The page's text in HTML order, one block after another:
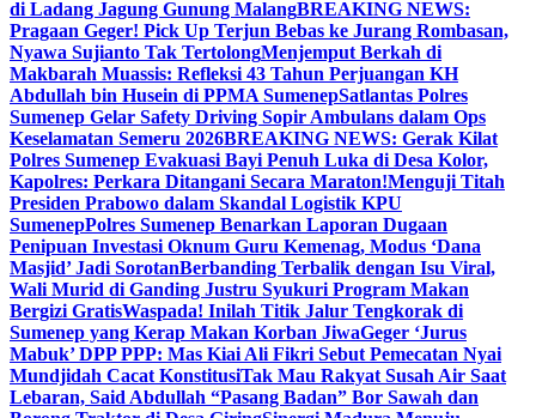
di Ladang Jagung Gunung MalangBREAKING NEWS:
Pragaan Geger! Pick Up Terjun Bebas ke Jurang Rombasan,
Nyawa Sujianto Tak TertolongMenjemput Berkah di
Makbarah Muassis: Refleksi 43 Tahun Perjuangan KH
Abdullah bin Husein di PPMA SumenepSatlantas Polres
Sumenep Gelar Safety Driving Sopir Ambulans dalam Ops
Keselamatan Semeru 2026BREAKING NEWS: Gerak Kilat
Polres Sumenep Evakuasi Bayi Penuh Luka di Desa Kolor,
Kapolres: Perkara Ditangani Secara Maraton!Menguji Titah
Presiden Prabowo dalam Skandal Logistik KPU
SumenepPolres Sumenep Benarkan Laporan Dugaan
Penipuan Investasi Oknum Guru Kemenag, Modus ‘Dana
Masjid’ Jadi SorotanBerbanding Terbalik dengan Isu Viral,
Wali Murid di Ganding Justru Syukuri Program Makan
Bergizi GratisWaspada! Inilah Titik Jalur Tengkorak di
Sumenep yang Kerap Makan Korban JiwaGeger ‘Jurus
Mabuk’ DPP PPP: Mas Kiai Ali Fikri Sebut Pemecatan Nyai
Mundjidah Cacat KonstitusiTak Mau Rakyat Susah Air Saat
Lebaran, Said Abdullah “Pasang Badan” Bor Sawah dan